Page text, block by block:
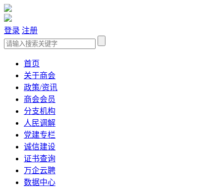
登录 注册
首页
关于商会
政策/资讯
商会会员
分支机构
人民调解
党建专栏
诚信建设
证书查询
万企云聘
数据中心